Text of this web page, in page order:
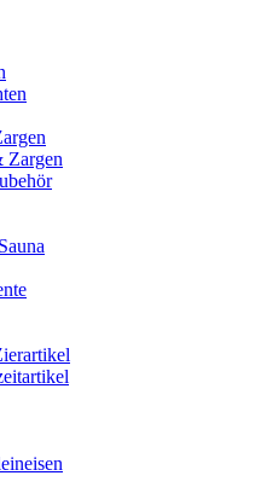
Zargen